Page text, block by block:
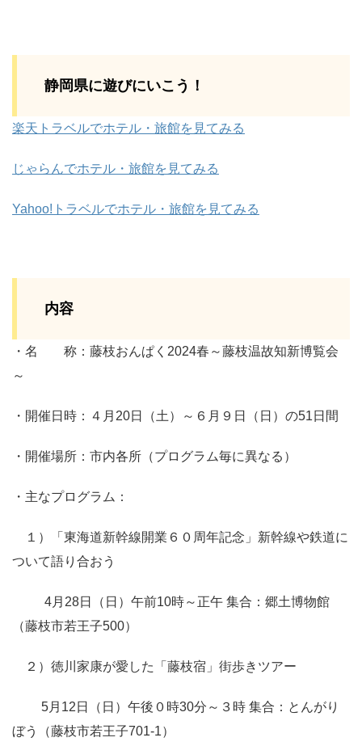
静岡県に遊びにいこう！
楽天トラベルでホテル・旅館を見てみる
じゃらんでホテル・旅館を見てみる
Yahoo!トラベルでホテル・旅館を見てみる
内容
・名 称：藤枝おんぱく2024春～藤枝温故知新博覧会
～
・開催日時：４月20日（土）～６月９日（日）の51日間
・開催場所：市内各所（プログラム毎に異なる）
・主なプログラム：
１）「東海道新幹線開業６０周年記念」新幹線や鉄道に
ついて語り合おう
4月28日（日）午前10時～正午 集合：郷土博物館
（藤枝市若王子500）
２）徳川家康が愛した「藤枝宿」街歩きツアー
5月12日（日）午後０時30分～３時 集合：とんがり
ぼう（藤枝市若王子701-1）